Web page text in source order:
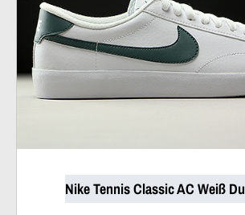
Nike Tennis Classic AC Weiß